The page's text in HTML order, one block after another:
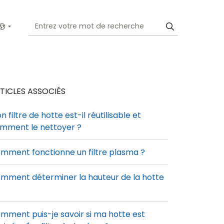
Show menu
ASSOCIÉS
filtre de hotte est-il réutilisable et
le nettoyer ?
fonctionne un filtre plasma ?
déterminer la hauteur de la hotte
puis-je savoir si ma hotte est